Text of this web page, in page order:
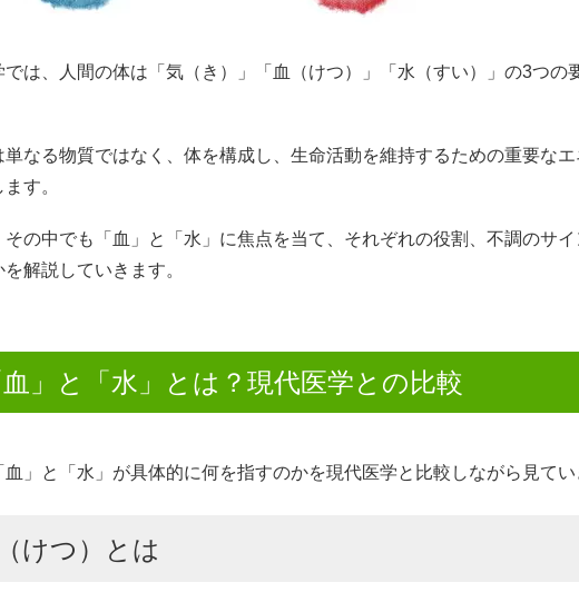
では、人間の体は「気（き）」「血（けつ）」「水（すい）」の3つの
単なる物質ではなく、体を構成し、生命活動を維持するための重要な
す。
その中でも「血」と「水」に焦点を当て、それぞれの役割、不調のサ
解説していきます。
血」と「水」とは？現代医学との比較
血」と「水」が具体的に何を指すのかを現代医学と比較しながら見てい
けつ）とは